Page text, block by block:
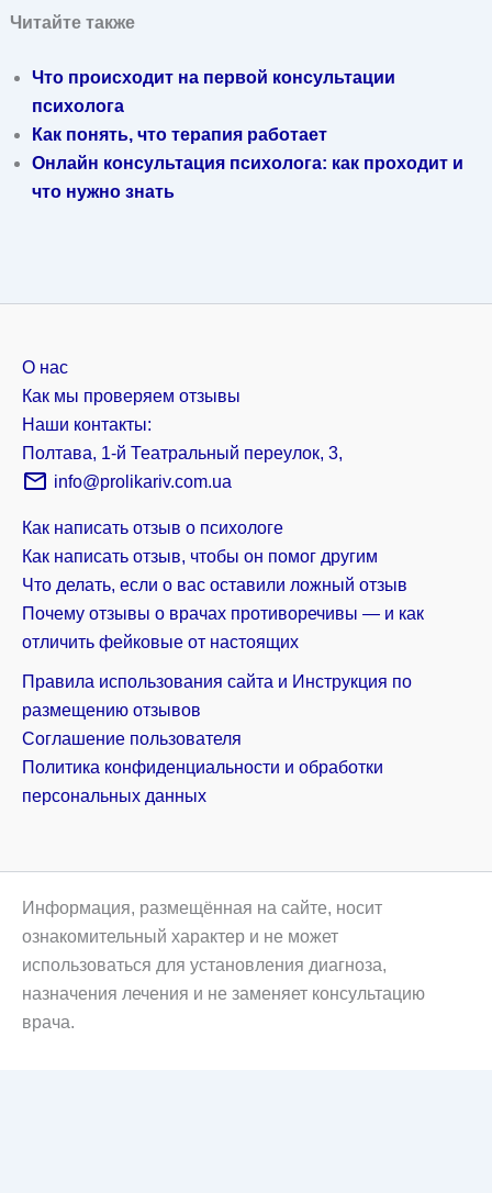
Читайте также
Что происходит на первой консультации
психолога
Как понять, что терапия работает
Онлайн консультация психолога: как проходит и
что нужно знать
О нас
Как мы проверяем отзывы
Наши контакты:
Полтава, 1-й Театральный переулок, 3,
info@prolikariv.com.ua
Как написать отзыв о психологе
Как написать отзыв, чтобы он помог другим
Что делать, если о вас оставили ложный отзыв
Почему отзывы о врачах противоречивы — и как
отличить фейковые от настоящих
Правила использования сайта и Инструкция по
размещению отзывов
Соглашение пользователя
Политика конфиденциальности и обработки
персональных данных
Информация, размещённая на сайте, носит
ознакомительный характер и не может
использоваться для установления диагноза,
назначения лечения и не заменяет консультацию
врача.